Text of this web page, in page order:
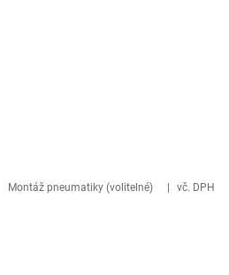
Montáž pneumatiky (volitelné) vč. DPH